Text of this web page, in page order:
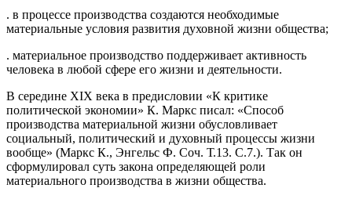
. в процессе производства создаются необходимые
материальные условия развития духовной жизни общества;
. материальное производство поддерживает активность
человека в любой сфере его жизни и деятельности.
В середине ХIХ века в предисловии «К критике
политической экономии» К. Маркс писал: «Способ
производства материальной жизни обусловливает
социальный, политический и духовный процессы жизни
вообще» (Маркс К., Энгельс Ф. Соч. Т.13. С.7.). Так он
сформулировал суть закона определяющей роли
материального производства в жизни общества.